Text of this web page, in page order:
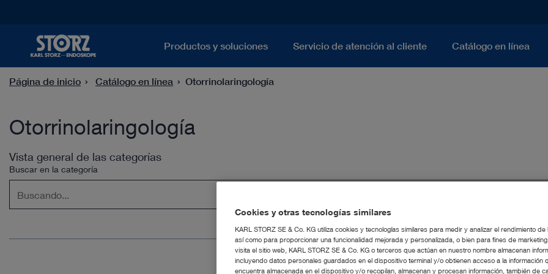
Productos y soluciones Servicio de atención al cliente Catálogo en línea
Página de inicio Catálogo en línea Otorrinolaringología
Otorrinolaringología
Vista general de las categorías
Buscar en la categoría
Cookies y otras tecnologías similares
KARL STORZ SE & Co. KG utiliza cookies y tecnologías similares para medir y analizar el rendimiento de
así como para proporcionar una funcionalidad mejorada y personalizada, o bien para fines de
visita el sitio web, KARL STORZ SE & Co. KG o terceros que actúan en nuestro nombre almacenan
incluyendo datos personales guardados en el dispositivo terminal y/o obtienen acceso a la información
encuentra almacenada en el dispositivo y/o recopilan, almacenan y procesan información, también de